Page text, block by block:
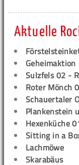
Aktuelle
Geheimaktion
Sulzfels 02 -
Roter Mönch
Schauertaler
Plankenstein
Hexenküche
Sitting in a
Lachmöwe
Skarabäus